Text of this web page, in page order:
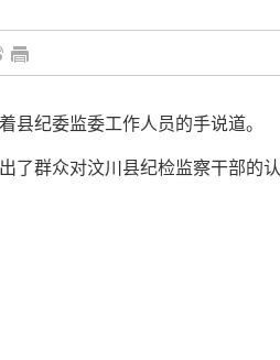
纪委监委工作人员的手说道。
了群众对汶川县纪检监察干部的认